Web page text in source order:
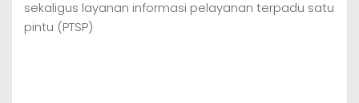
sekaligus layanan informasi pelayanan terpadu satu
pintu (PTSP)